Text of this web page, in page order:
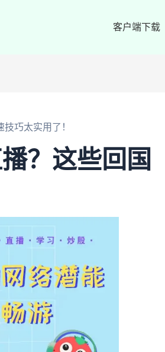
客户端下载
巧太实用了！
？这些回国